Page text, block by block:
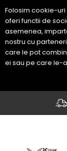
Folosim cookie-
oferi functii de
asemenea,
nostru cu
care le pot
ei sau pe care le-